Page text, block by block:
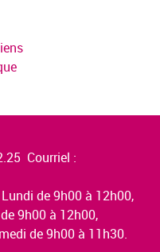
Courriel :
de 9h00 à 12h00,
9h00 à 12h00,
de 9h00 à 11h30.